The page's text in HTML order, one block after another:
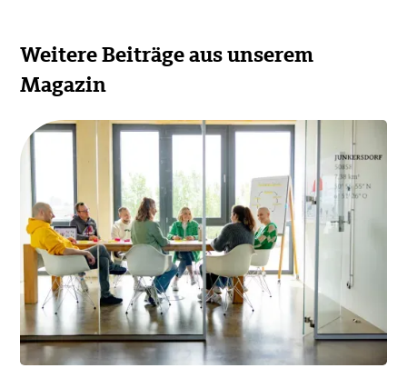
Weitere Beiträge aus unserem
Magazin